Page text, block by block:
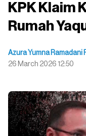
KPK Klaim
Rumah
Azura Yumna Ramadani
26 March 2026 12:50